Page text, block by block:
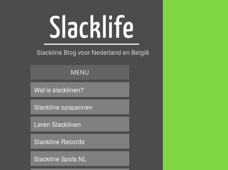
Slackline Blog voor Nederland en België
MENU
Wat is slacklinen?
Slackline opspannen
Leren Slacklinen
Slackline Records
Slackline Spots NL